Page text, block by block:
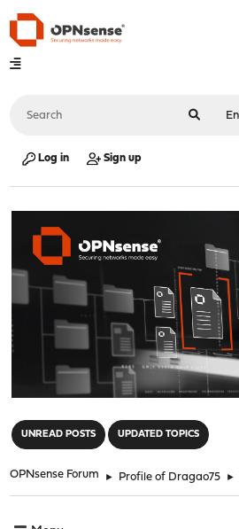
Log in Sign up
UNREAD POSTS UPDATED TOPICS
OPNsense Forum ► Profile of Dragao75 ►